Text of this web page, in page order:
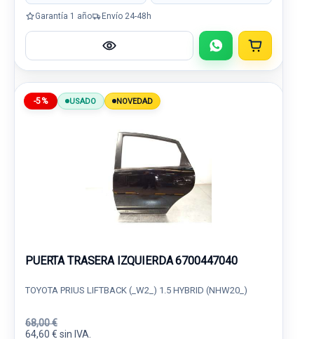
Garantía 1 año Envío 24-48h
-5% USADO NOVEDAD
PUERTA TRASERA IZQUIERDA 6700447040
TOYOTA PRIUS LIFTBACK (_W2_) 1.5 HYBRID (NHW20_)
68,00 €
64,60 € sin IVA.